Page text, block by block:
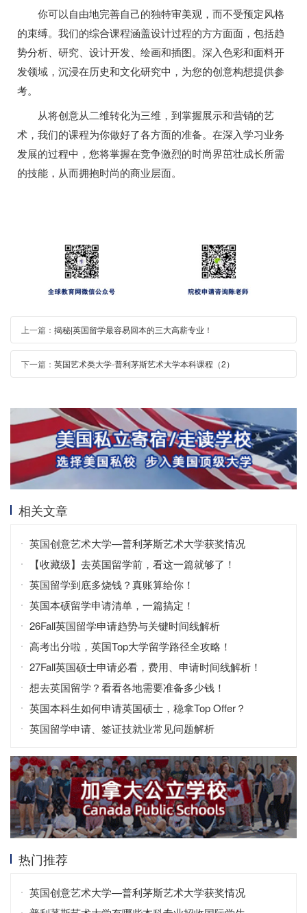
你可以自由地完善自己的独特审美观，而不受预定风格
的束缚。我们的综合课程涵盖设计过程的方方面面，包括趋
势分析、研究、设计开发、绘画和插图。深入色彩和面料开
发领域，沉浸在历史和文化研究中，为您的创意构想提供参
考。
从将创意从二维转化为三维，到掌握展示和营销的艺
术，我们的课程为你做好了各方面的准备。在深入学习业务
发展的过程中，您将掌握在竞争激烈的时尚界茁壮成长所需
的技能，从而拥抱时尚的商业层面。
上一篇： 揭秘|英国留学最容易回本的三大高薪专业！
下一篇： 英国艺术类大学-普利茅斯艺术大学本科课程（2）
相关文章
英国创意艺术大学—普利茅斯艺术大学获奖情况
【收藏级】去英国留学前，看这一篇就够了！
英国留学到底多烧钱？真账算给你！
英国本硕留学申请清单，一篇搞定！
26Fall英国留学申请趋势与关键时间线解析
高考出分啦，英国Top大学留学路径全攻略！
27Fall英国硕士申请必看，费用、申请时间线解析！
想去英国留学？看看各地需要准备多少钱！
英国本科生如何申请英国硕士，稳拿Top Offer？
英国留学申请、签证技就业常见问题解析
热门推荐
英国创意艺术大学—普利茅斯艺术大学获奖情况